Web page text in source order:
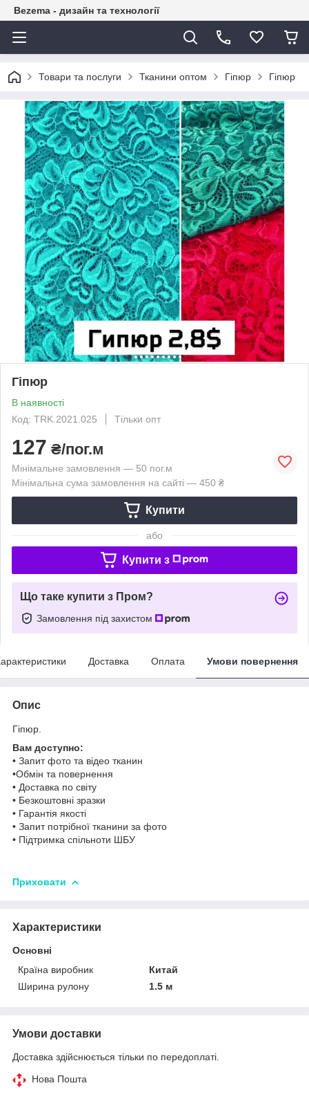
Bezema - дизайн та технології
Товари та послуги Тканини оптом Гіпюр Гіпюр
Гіпюр
В наявності
Код: TRK.2021.025
Тільки опт
127 ₴/пог.м
Мінімальне замовлення — 50 пог.м
Мінімальна сума замовлення на сайті — 450 ₴
Купити
або
Купити з
Що таке купити з Пром?
Замовлення під захистом
Доставка Оплата Умови повернення
Опис
Гіпюр.
Вам доступно:
• Запит фото та відео тканин
•Обмін та повернення
• Доставка по світу
• Безкоштовні зразки
• Гарантія якості
• Запит потрібної тканини за фото
• Підтримка спільноти ШБУ
Приховати
Характеристики
Основні
Країна виробник
Китай
Ширина рулону
1.5 м
Умови доставки
Доставка здійснюється тільки по передоплаті.
Нова Пошта